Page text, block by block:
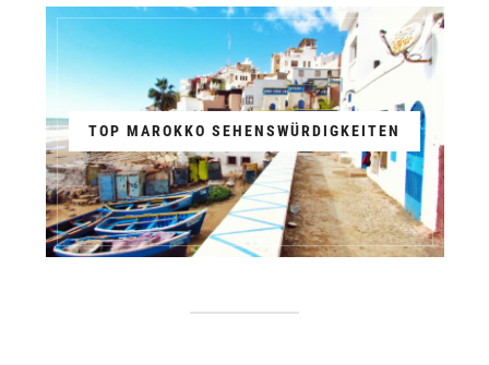
TOP MAROKKO SEHENSWÜRDIGKEITEN